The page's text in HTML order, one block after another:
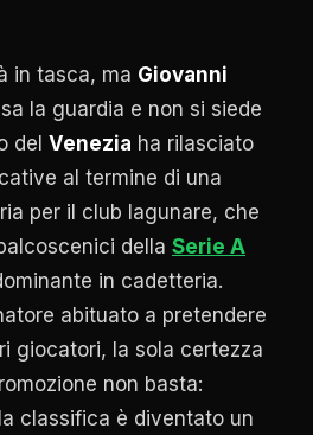
in tasca, ma Giovanni
la guardia e non si siede
del Venezia ha rilasciato
al termine di una
per il club lagunare, che
della Serie A
in cadetteria.
abituato a pretendere
giocatori, la sola certezza
non basta:
classifica è diventato un